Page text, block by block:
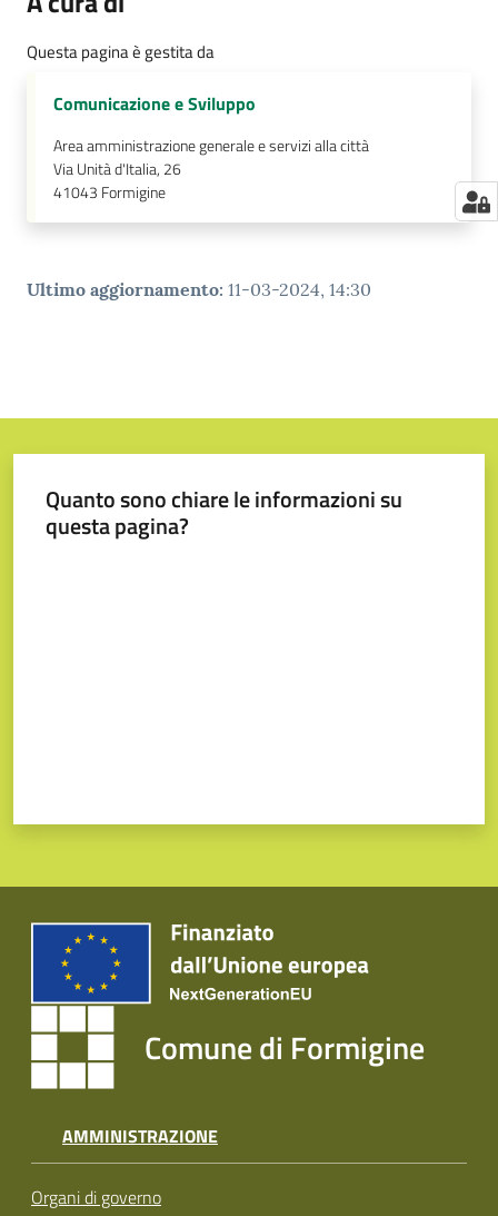
Questa pagina è gestita da
Comunicazione e Sviluppo
Area amministrazione generale e servizi alla città
Via Unità d'Italia, 26
41043 Formigine
Ultimo aggiornamento: 11-03-2024, 14:30
Quanto sono chiare le informazioni su
questa pagina?
Comune di Formigine
AMMINISTRAZIONE
Organi di governo